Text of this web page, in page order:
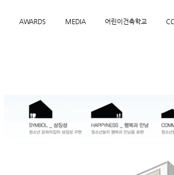
AWARDS MEDIA 어린이건축학교